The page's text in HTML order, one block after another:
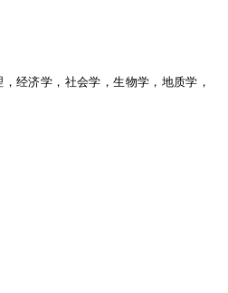
经济学，社会学，生物学，地质学，